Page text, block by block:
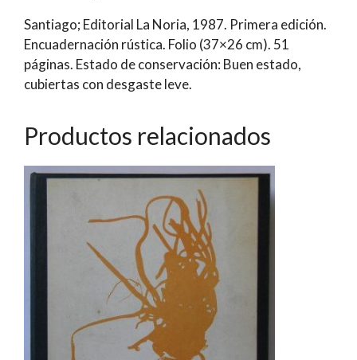
Santiago; Editorial La Noria, 1987. Primera edición.
Encuadernación rústica. Folio (37×26 cm). 51
páginas. Estado de conservación: Buen estado,
cubiertas con desgaste leve.
Productos relacionados